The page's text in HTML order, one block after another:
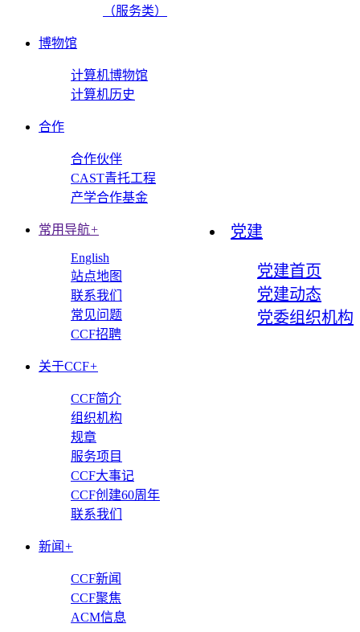
（服务类）
博物馆
计算机博物馆
计算机历史
合作
合作伙伴
CAST青托工程
产学合作基金
党建
党建首页
党建动态
党委组织机构
常用导航+
English
站点地图
联系我们
常见问题
CCF招聘
关于CCF+
CCF简介
组织机构
规章
服务项目
CCF大事记
CCF创建60周年
联系我们
新闻 +
CCF新闻
CCF聚焦
ACM信息